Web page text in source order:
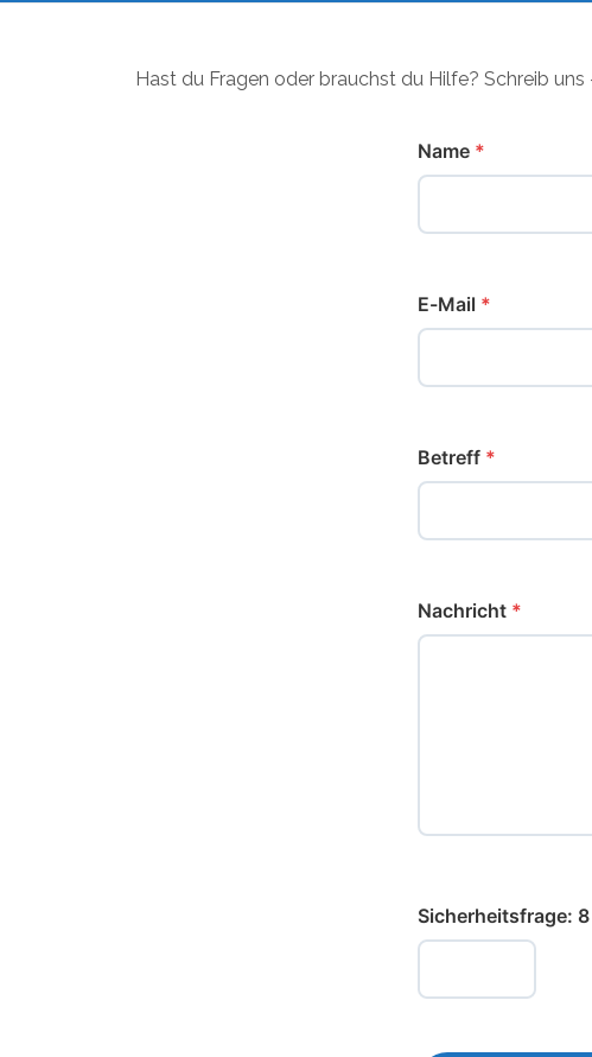
Hast du Fragen oder brauchst du Hilfe? Schreib
Name *
E-Mail *
Betreff *
Nachricht *
Sicherheitsfrage: